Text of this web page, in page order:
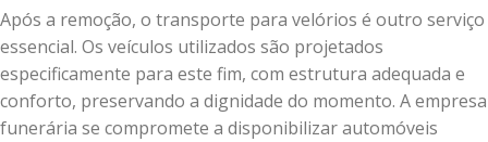
Após a remoção, o transporte para velórios é outro serviço
essencial. Os veículos utilizados são projetados
especificamente para este fim, com estrutura adequada e
conforto, preservando a dignidade do momento. A empresa
funerária se compromete a disponibilizar automóveis